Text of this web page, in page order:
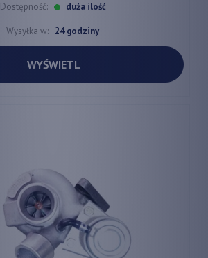
Dostępność: duża ilość
Wysyłka w: 24 godziny
WYŚWIETL